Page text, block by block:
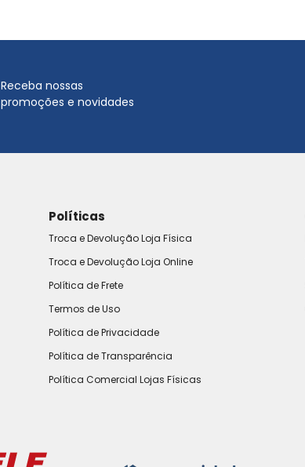
Receba nossas
promoções e novidades
Políticas
Troca e Devolução Loja Física
Troca e Devolução Loja Online
Política de Frete
Termos de Uso
Política de Privacidade
Política de Transparência
Política Comercial Lojas Físicas